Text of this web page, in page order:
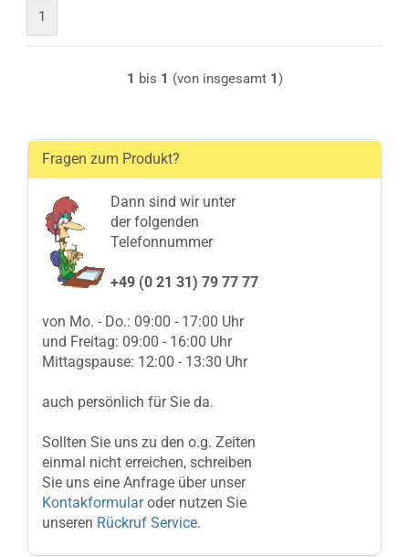
1
1 bis 1 (von insgesamt 1)
Fragen zum Produkt?
Dann sind wir unter
der folgenden
Telefonnummer
+49 (0 21 31) 79 77 77
von Mo. - Do.: 09:00 - 17:00 Uhr
und Freitag: 09:00 - 16:00 Uhr
Mittagspause: 12:00 - 13:30 Uhr
auch persönlich für Sie da.
Sollten Sie uns zu den o.g. Zeiten
einmal nicht erreichen, schreiben
Sie uns eine Anfrage über unser
Kontakformularoder nutzen Sie
unseren Rückruf Service.